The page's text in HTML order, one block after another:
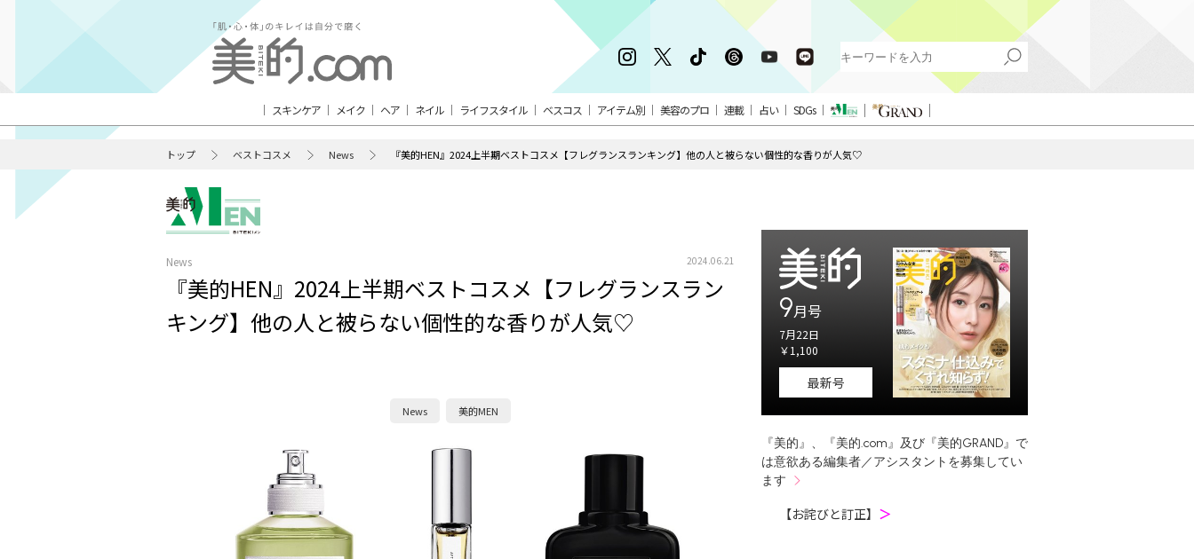
スキンケア メイク ヘア ネイル ライフスタイル ベスコス アイテム別 美容のプロ 連載 占い SDGs
トップ ベストコスメ News 『美的HEN』2024上半期ベストコスメ【フレグランスランキング】他の人と被らない個性的な香りが人気♡
News 2024.06.21
『美的HEN』2024上半期ベストコスメ【フレグランスラン
キング】他の人と被らない個性的な香りが人気♡
News 美的MEN
9月号
7月22日
￥1,100
最新号
『美的』、『美的.com』及び『美的GRAND』で
は意欲ある編集者／アシスタントを募集してい
ます
【お詫びと訂正】 ＞